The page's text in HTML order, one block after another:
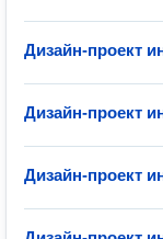
Дизайн-проект
Дизайн-проект
Дизайн-проект